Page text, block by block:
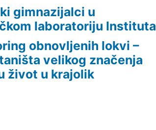
gimnazijalci u
laboratoriju Instituta
obnovljenih lokvi –
velikog značenja
život u krajolik